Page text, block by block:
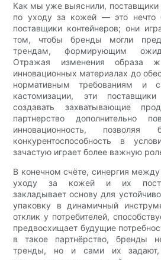
Как мы уже выяснили, поставщики
по уходу за кожей — это нечто
поставщики контейнеров; они
том, чтобы бренды могли
трендам, формирующим
Отражая изменения образа
инновационных материалах до
нормативным требованиям и
кастомизации, эти
создавать захватывающие
партнерство дополнительно
инновационность, позволяя
конкурентоспособность в
зачастую играет более важную
В конечном счёте, синергия
уходу за кожей и их
закладывает основу для
упаковку в динамичный
отклик у потребителей,
предвосхищает будущие
в такое партнёрство, бренды
тренды, но и сами их задают,